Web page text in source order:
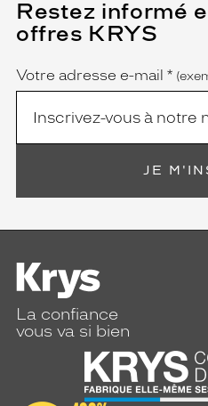
Détails
techniques
Femme
Forme
Rectangle
monture
332
Ecaille
Restez informé
offres KRYS
Name
Votre adresse e-mail *
(Ce
champ
est
JE
La confiance
vous va si bien